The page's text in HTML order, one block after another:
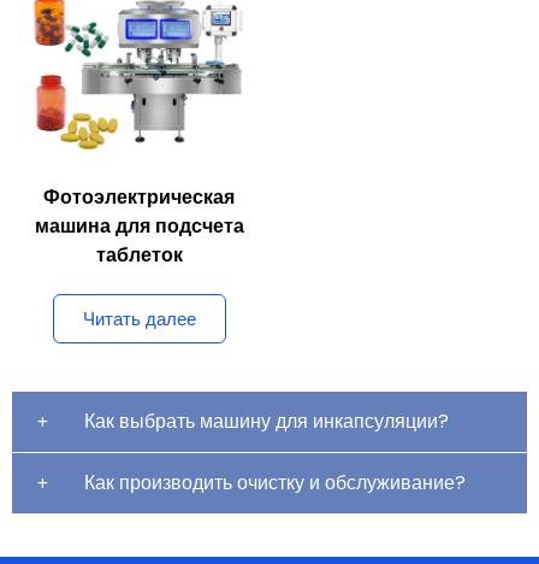
Фотоэлектрическая
машина для подсчета
таблеток
Читать далее
Как выбрать машину для инкапсуляции?
Как производить очистку и обслуживание?